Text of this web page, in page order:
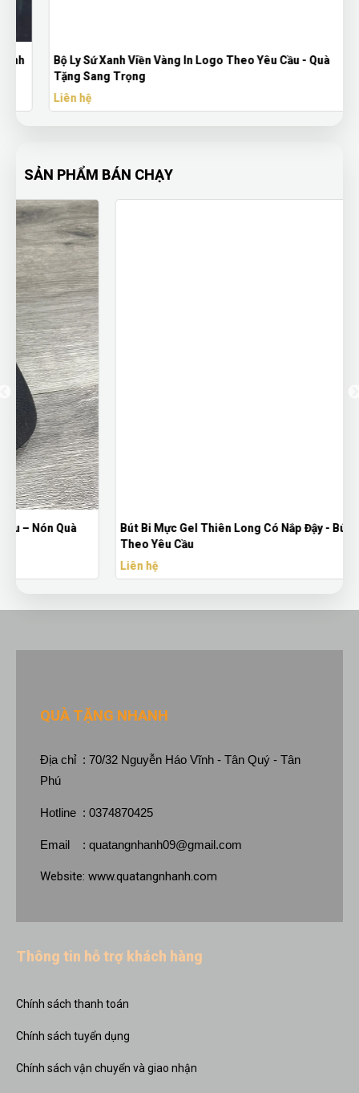
Bộ Ly Sứ Xanh Viền Vàng In Logo Theo Yêu Cầu - Quà
Tặng Sang Trọng
Liên hệ
SẢN PHẨM BÁN CHẠY
Bút Bi Mực Gel Thiên Long Có Nắp Đậy - Bút Bi In Logo
QUÀ TẶNG NHANH
Địa chỉ : 70/32 Nguyễn Háo Vĩnh - Tân Quý - Tân
Phú
Hotline : 0374870425
Email : quatangnhanh09@gmail.com
Website: www.quatangnhanh.com
Thông tin hỗ trợ khách hàng
Chính sách thanh toán
Chính sách tuyển dụng
Chính sách vận chuyển và giao nhận